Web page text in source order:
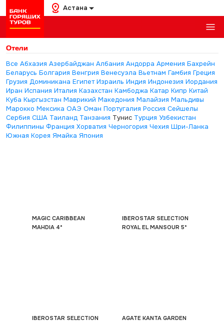
Астана
Отели
Все Абхазия Азербайджан Албания Андорра Армения Бахрейн
Беларусь Болгария Венгрия Венесуэла Вьетнам Гамбия Греция
Грузия Доминикана Египет Израиль Индия Индонезия Иордания
Иран Испания Италия Казахстан Камбоджа Катар Кипр Китай
Куба Кыргызстан Маврикий Македония Малайзия Мальдивы
Марокко Мексика ОАЭ Оман Португалия Россия Сейшелы
Сербия США Таиланд Танзания Тунис Турция Узбекистан
Филиппины Франция Хорватия Черногория Чехия Шри-Ланка
Южная Корея Ямайка Япония
MAGIC CARIBBEAN
MAHDIA 4*
IBEROSTAR SELECTION
ROYAL EL MANSOUR 5*
IBEROSTAR SELECTION
AGATE KANTA GARDEN